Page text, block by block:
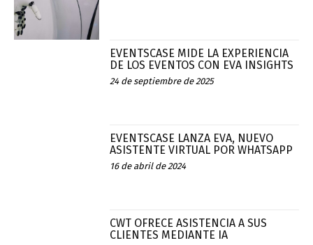
EVENTSCASE MIDE LA EXPERIENCIA
DE LOS EVENTOS CON EVA INSIGHTS
24 de septiembre de 2025
EVENTSCASE LANZA EVA, NUEVO
ASISTENTE VIRTUAL POR WHATSAPP
16 de abril de 2024
CWT OFRECE ASISTENCIA A SUS
CLIENTES MEDIANTE IA